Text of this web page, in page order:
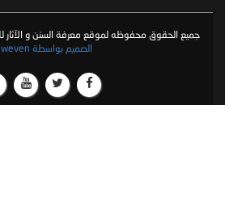
جميع الحقوق محفوظه لموقع معرفة السنن و الآثار
الصميم بواسطة Sweven